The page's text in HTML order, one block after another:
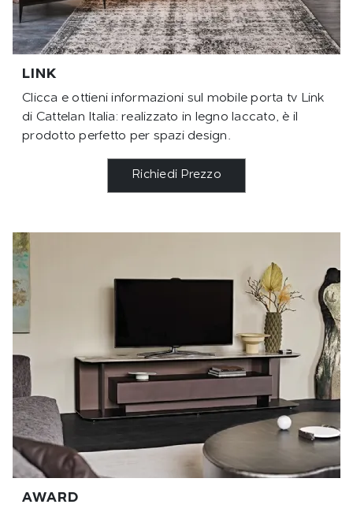
LINK
Clicca e ottieni informazioni sul mobile porta tv Link
di Cattelan Italia: realizzato in legno laccato, è il
prodotto perfetto per spazi design.
Richiedi Prezzo
AWARD